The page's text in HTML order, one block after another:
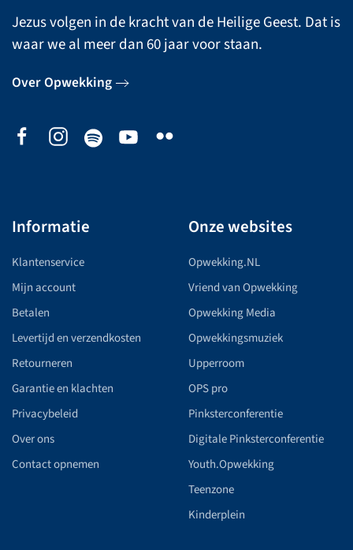
Jezus volgen in de kracht van de Heilige Geest. Dat is
waar we al meer dan 60 jaar voor staan.
Over Opwekking
Informatie
Klantenservice
Mijn account
Betalen
Levertijd en verzendkosten
Retourneren
Garantie en klachten
Privacybeleid
Over ons
Contact opnemen
Onze websites
Opwekking.NL
Vriend van Opwekking
Opwekking Media
Opwekkingsmuziek
Upperroom
OPS pro
Pinksterconferentie
Digitale Pinksterconferentie
Youth.Opwekking
Teenzone
Kinderplein